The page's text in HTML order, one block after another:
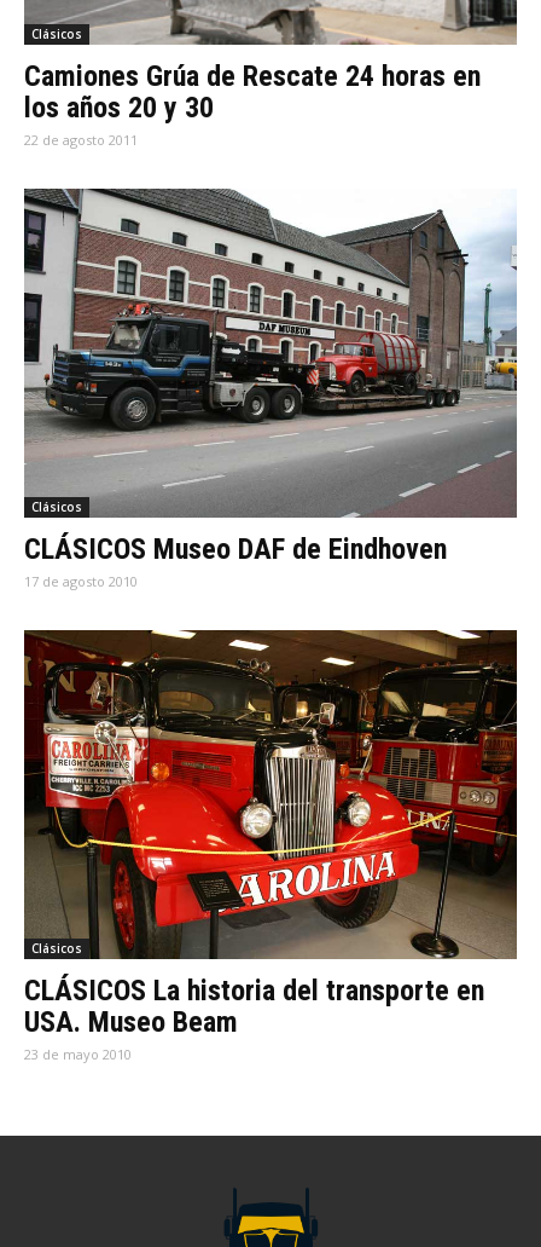
Clásicos
Camiones Grúa de Rescate 24 horas en
los años 20 y 30
22 de agosto 2011
Clásicos
CLÁSICOS Museo DAF de Eindhoven
17 de agosto 2010
Clásicos
CLÁSICOS La historia del transporte en
USA. Museo Beam
23 de mayo 2010